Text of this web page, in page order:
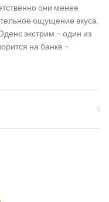
они менее
ощущение вкуса
экстрим – один из
на банке –